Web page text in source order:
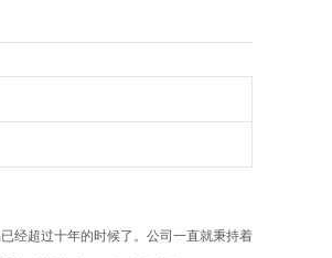
经超过十年的时候了。公司一直就秉持着